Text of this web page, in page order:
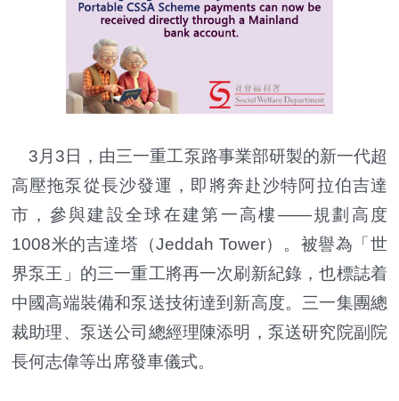
3月3日，由三一重工泵路事業部研製的新一代超
高壓拖泵從長沙發運，即將奔赴沙特阿拉伯吉達
市，參與建設全球在建第一高樓——規劃高度
1008米的吉達塔（Jeddah Tower）。被譽為「世
界泵王」的三一重工將再一次刷新紀錄，也標誌着
中國高端裝備和泵送技術達到新高度。三一集團總
裁助理、泵送公司總經理陳添明，泵送研究院副院
長何志偉等出席發車儀式。